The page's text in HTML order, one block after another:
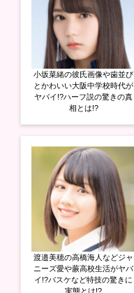
小坂菜緒の彼氏画像や歯並び
とかわいい大阪中学校時代が
ヤバイ!?ハーフ説の驚きの真
相とは!?
渡邉美穂の高橋海人などジャ
ニーズ愛や蕨高校生活がヤバ
イ!?バスケなど特技の驚きに
実態とは!?